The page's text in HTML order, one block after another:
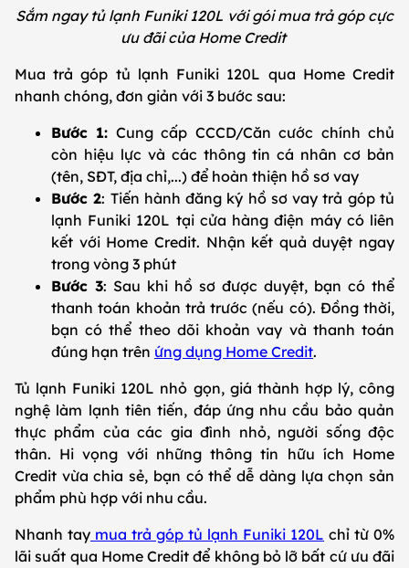
Sắm ngay tủ lạnh Funiki 120L với gói mua trả góp cực
ưu đãi của Home Credit
Mua trả góp tủ lạnh Funiki 120L qua Home Credit
nhanh chóng, đơn giản với 3 bước sau:
Bước 1: Cung cấp CCCD/Căn cước chính chủ
còn hiệu lực và các thông tin cá nhân cơ bản
(tên, SĐT, địa chỉ,...) để hoàn thiện hồ sơ vay
Bước 2: Tiến hành đăng ký hồ sơ vay trả góp tủ
lạnh Funiki 120L tại cửa hàng điện máy có liên
kết với Home Credit. Nhận kết quả duyệt ngay
trong vòng 3 phút
Bước 3: Sau khi hồ sơ được duyệt, bạn có thể
thanh toán khoản trả trước (nếu có). Đồng thời,
bạn có thể theo dõi khoản vay và thanh toán
đúng hạn trên ứng dụng Home Credit.
Tủ lạnh Funiki 120L nhỏ gọn, giá thành hợp lý, công
nghệ làm lạnh tiên tiến, đáp ứng nhu cầu bảo quản
thực phẩm của các gia đình nhỏ, người sống độc
thân. Hi vọng với những thông tin hữu ích Home
Credit vừa chia sẻ, bạn có thể dễ dàng lựa chọn sản
phẩm phù hợp với nhu cầu.
Nhanh tay mua trả góp tủ lạnh Funiki 120L chỉ từ 0%
lãi suất qua Home Credit để không bỏ lỡ bất cứ ưu đãi